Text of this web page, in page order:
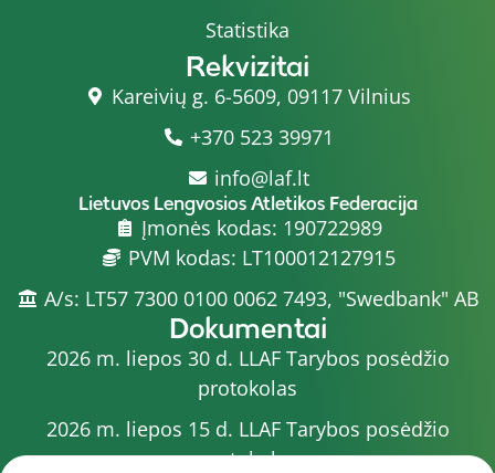
Statistika
Rekvizitai
Kareivių g. 6-5609, 09117 Vilnius
+370 523 39971
info@laf.lt
Lietuvos Lengvosios Atletikos Federacija
Įmonės kodas: 190722989
PVM kodas: LT100012127915
A/s: LT57 7300 0100 0062 7493, "Swedbank" AB
Dokumentai
2026 m. liepos 30 d. LLAF Tarybos posėdžio
protokolas
2026 m. liepos 15 d. LLAF Tarybos posėdžio
protokolas